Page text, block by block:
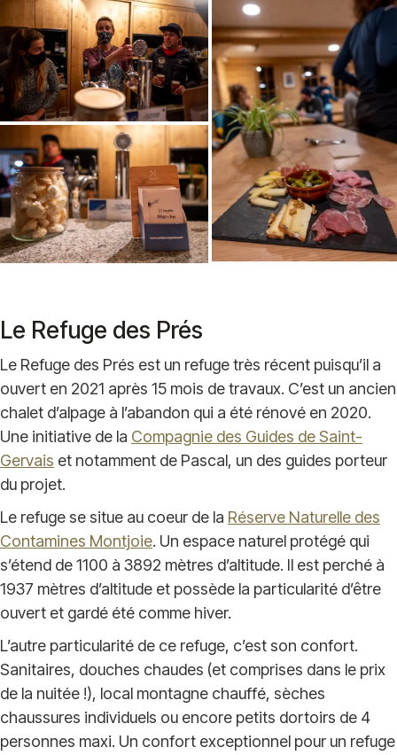
Le Refuge des Prés
Le Refuge des Prés est un refuge très récent puisqu’il a
ouvert en 2021 après 15 mois de travaux. C’est un ancien
chalet d’alpage à l’abandon qui a été rénové en 2020.
Une initiative de la Compagnie des Guides de Saint-
Gervais et notamment de Pascal, un des guides porteur
du projet.
Le refuge se situe au coeur de la Réserve Naturelle des
Contamines Montjoie. Un espace naturel protégé qui
s’étend de 1100 à 3892 mètres d’altitude. Il est perché à
1937 mètres d’altitude et possède la particularité d’être
ouvert et gardé été comme hiver.
L’autre particularité de ce refuge, c’est son confort.
Sanitaires, douches chaudes (et comprises dans le prix
de la nuitée !), local montagne chauffé, sèches
chaussures individuels ou encore petits dortoirs de 4
personnes maxi. Un confort exceptionnel pour un refuge